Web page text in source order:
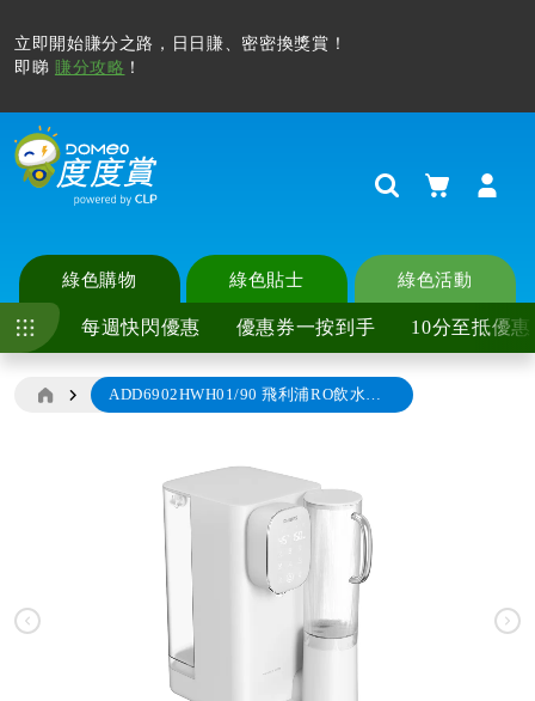
立即開始賺分之路，日日賺、密密換獎賞！
即睇 賺分攻略 ！
Search購物車
綠色購物
每週快閃優惠 優惠券一按到手 10分至抵優惠
綠色貼士 綠色活動
ADD6902HWH01/90 飛利浦RO飲水機 (白色)
images
gallery